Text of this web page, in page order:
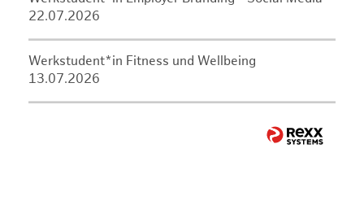
22.07.2026
Werkstudent*in Fitness und Wellbeing
13.07.2026